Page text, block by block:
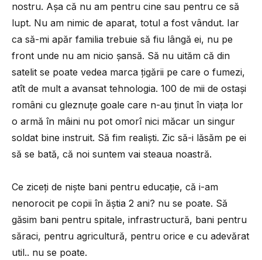
nostru. Așa că nu am pentru cine sau pentru ce să
lupt. Nu am nimic de aparat, totul a fost vândut. Iar
ca să-mi apăr familia trebuie să fiu lângă ei, nu pe
front unde nu am nicio șansă. Să nu uităm că din
satelit se poate vedea marca țigării pe care o fumezi,
atît de mult a avansat tehnologia. 100 de mii de ostași
români cu gleznuțe goale care n-au ținut în viața lor
o armă în mâini nu pot omorî nici măcar un singur
soldat bine instruit. Să fim realiști. Zic să-i lăsăm pe ei
să se bată, că noi suntem vai steaua noastră.
Ce ziceți de niște bani pentru educație, că i-am
nenorocit pe copii în ăștia 2 ani? nu se poate. Să
găsim bani pentru spitale, infrastructură, bani pentru
săraci, pentru agricultură, pentru orice e cu adevărat
util.. nu se poate.